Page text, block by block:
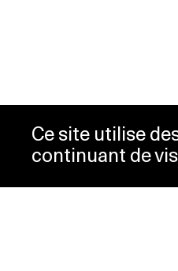
Ce site utilise
continuant de